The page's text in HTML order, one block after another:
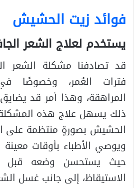
فوائد زيت الحشيش
يستخدم لعلاج الشعر
قد تصادفنا مشكلة الشعر
فترات العُمر، وخصوصًا
المراهقة، وهذا أمر قد
ذلك يسهل علاج هذه
الحشيش بصورةٍ منتظمة على
ويوصي الأطباء بأوقات
حيث يستحسن وضعه قبل
الاستيقاظ، إلى جانب غسل